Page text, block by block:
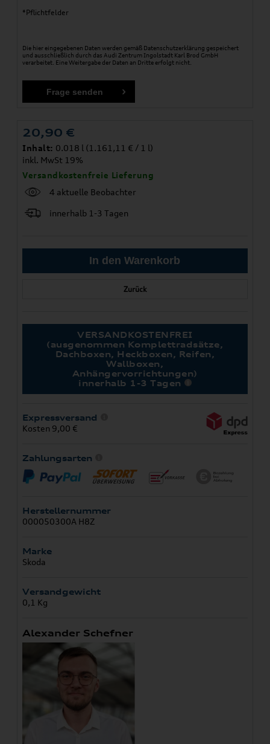
*Pflichtfelder
Die hier eingegebenen Daten werden gemäß Datenschutzerklärung gespeichert
und ausschließlich durch das Audi Zentrum Ingolstadt Karl Brod GmbH
verarbeitet. Eine Weitergabe der Daten an Dritte erfolgt nicht.
20,90 €
Inhalt: 0.018 l (1.161,11 € / 1 l)
inkl. MwSt 19%
Versandkostenfreie Lieferung
4 aktuelle Beobachter
innerhalb 1-3 Tagen
Zurück
VERSANDKOSTENFREI
(ausgenommen Komplettradsätze,
Dachboxen, Heckboxen, Reifen,
Wallboxen,
Anhängervorrichtungen)
innerhalb 1-3 Tagen
Expressversand
Kosten 9,00 €
Zahlungsarten
Herstellernummer
000050300A H8Z
Marke
Skoda
Versandgewicht
0,1 Kg
Alexander Schefner